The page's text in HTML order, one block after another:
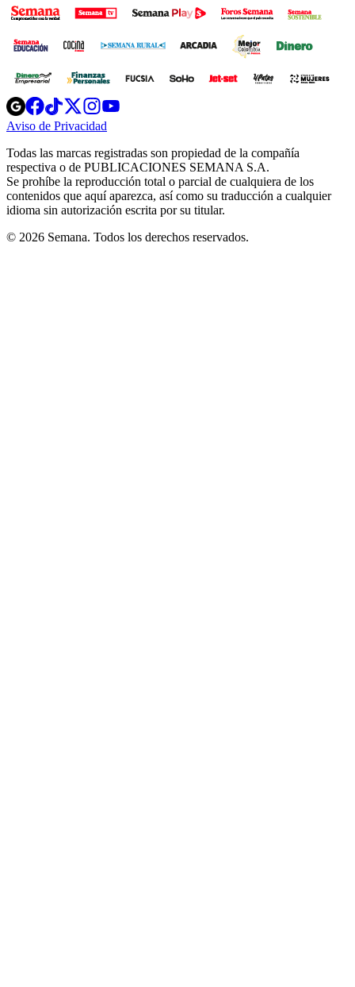
Opens
in
new
Opens
in
new
Opens
in
new
window
Opens
new
windowwindow
Aviso de Privacidad
new
window
Todas las marcas registradas son propiedad de la compañía
respectiva o de PUBLICACIONES SEMANA S.A.
Se prohíbe la reproducción total o parcial de cualquiera de los
contenidos que aquí aparezca, así como su traducción a cualquier
idioma sin autorización escrita por su titular.
© 2026 Semana. Todos los derechos reservados.